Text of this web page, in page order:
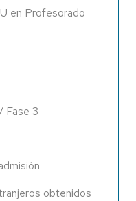
en Profesorado
Fase 3
obtenidos